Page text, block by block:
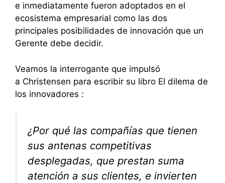
e inmediatamente fueron adoptados en el
ecosistema empresarial como las dos
principales posibilidades de innovación que un
Gerente debe decidir.
Veamos la interrogante que impulsó
a Christensen para escribir su libro El dilema de
los innovadores :
¿Por qué las compañías que tienen
sus antenas competitivas
desplegadas, que prestan suma
atención a sus clientes, e invierten